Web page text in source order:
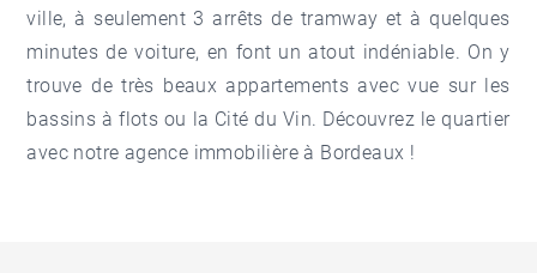
ville, à seulement 3 arrêts de tramway et à quelques
minutes de voiture, en font un atout indéniable. On y
trouve de très beaux appartements avec vue sur les
bassins à flots ou la Cité du Vin. Découvrez le quartier
avec notre agence immobilière à Bordeaux !